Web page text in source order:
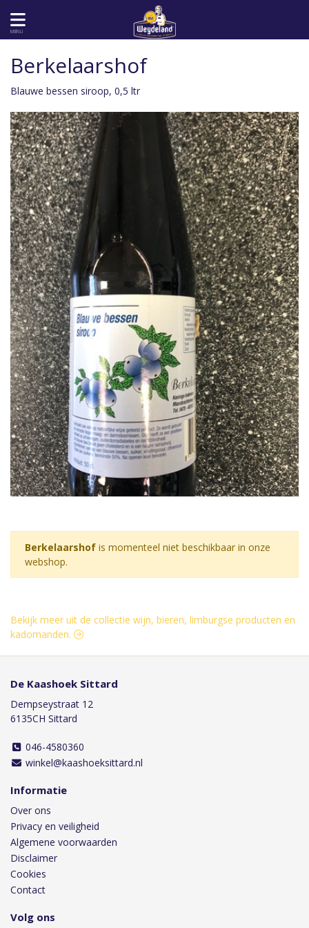
MENU
Berkelaarshof
Blauwe bessen siroop, 0,5 ltr
Berkelaarshof is momenteel niet beschikbaar in onze
webshop.
Bekijk meer uit de collectie wijn, bieren, limburgse producten en
kadomanden.
De Kaashoek Sittard
Dempseystraat 12
6135CH Sittard
046-4580360
winkel@kaashoeksittard.nl
Informatie
Over ons
Privacy en veiligheid
Algemene voorwaarden
Disclaimer
Cookies
Contact
Volg ons